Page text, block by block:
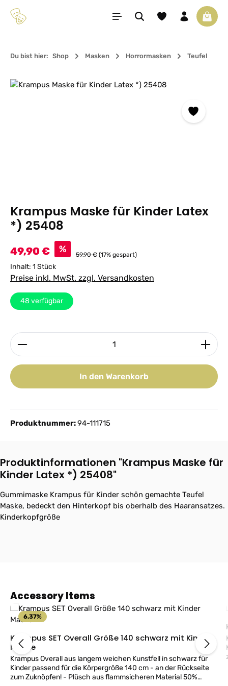
Zum Hauptinhalt springen Du hast 0 Produkte
Du bist hier: Shop Masken Horrormasken Teufel
Bildergalerie überspringen
Krampus Maske für Kinder Latex
*) 25408
Verkaufspreis:
49,90 € % 59,90 € (17% gespart)
Inhalt: 1 Stück
Preise inkl. MwSt. zzgl. Versandkosten
48 verfügbar
Produkt Anzahl: Gib den gewünschten Wert ein
In den Warenkorb
Produktnummer:94-111715
Produktinformationen "Krampus Maske für
Kinder Latex *) 25408"
Gummimaske Krampus für Kinder schön gemachte Teufel
Maske, bedeckt den Hinterkopf bis oberhalb des Haaransatzes.
Kinderkopfgröße
Produktgalerie überspringen
Accessory Items
6.37%
Krampus SET Overall Größe 140 schwarz mit Kinder
Maske
Krampus Overall aus langem weichen Kunstfell in schwarz für
Kinder passend für die Körpergröße 140 cm - an der Rückseite
zum Zuknöpfen! - Plüsch aus flammsicheren Material 50%